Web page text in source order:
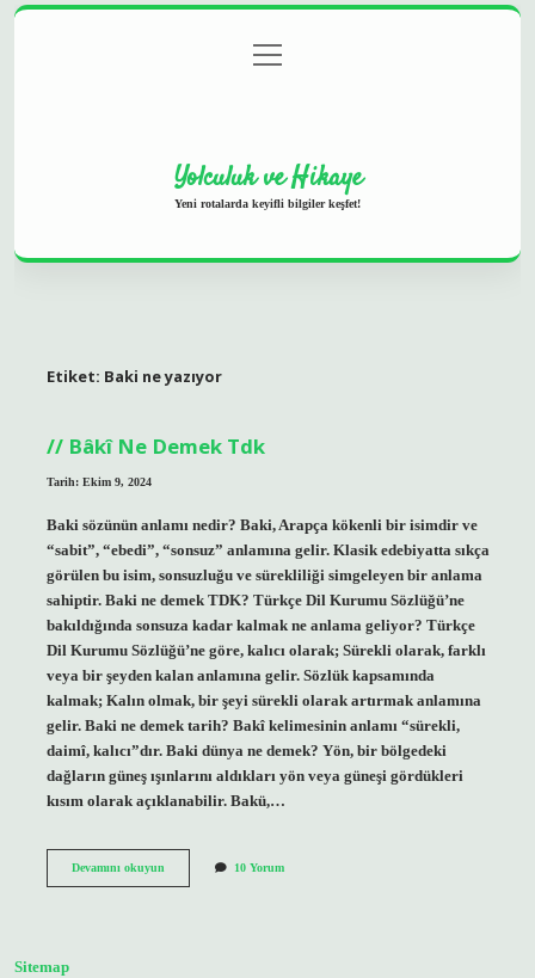
Gizlilik Politikası
menüyü
aç
Yolculuk ve Hikaye
Yeni rotalarda keyifli bilgiler keşfet!
Etiket: Baki ne yazıyor
Bâkî Ne Demek Tdk
Tarih: Ekim 9, 2024
Baki sözünün anlamı nedir? Baki, Arapça kökenli bir isimdir ve
“sabit”, “ebedi”, “sonsuz” anlamına gelir. Klasik edebiyatta sıkça
görülen bu isim, sonsuzluğu ve sürekliliği simgeleyen bir anlama
sahiptir. Baki ne demek TDK? Türkçe Dil Kurumu Sözlüğü’ne
bakıldığında sonsuza kadar kalmak ne anlama geliyor? Türkçe
Dil Kurumu Sözlüğü’ne göre, kalıcı olarak; Sürekli olarak, farklı
veya bir şeyden kalan anlamına gelir. Sözlük kapsamında
kalmak; Kalın olmak, bir şeyi sürekli olarak artırmak anlamına
gelir. Baki ne demek tarih? Bakî kelimesinin anlamı “sürekli,
daimî, kalıcı”dır. Baki dünya ne demek? Yön, bir bölgedeki
dağların güneş ışınlarını aldıkları yön veya güneşi gördükleri
kısım olarak açıklanabilir. Bakü,…
Devamını okuyunBâkî
10 Yorum
Sitemap